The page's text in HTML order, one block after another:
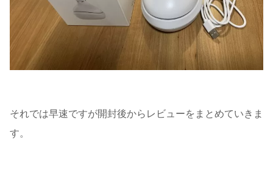
それでは早速ですが開封後からレビューをまとめていきま
す。